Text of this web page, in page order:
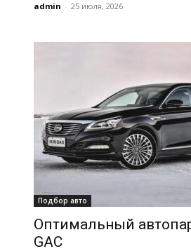
admin - 25 июля, 2026
Подбор авто
Оптимальный
GAC